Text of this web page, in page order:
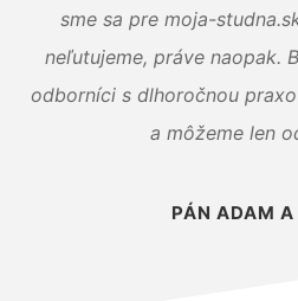
sme sa pre moja-
neľutujeme, práve naopak.
odborníci s dlhoročnou
a môžeme len
PÁN ADAM